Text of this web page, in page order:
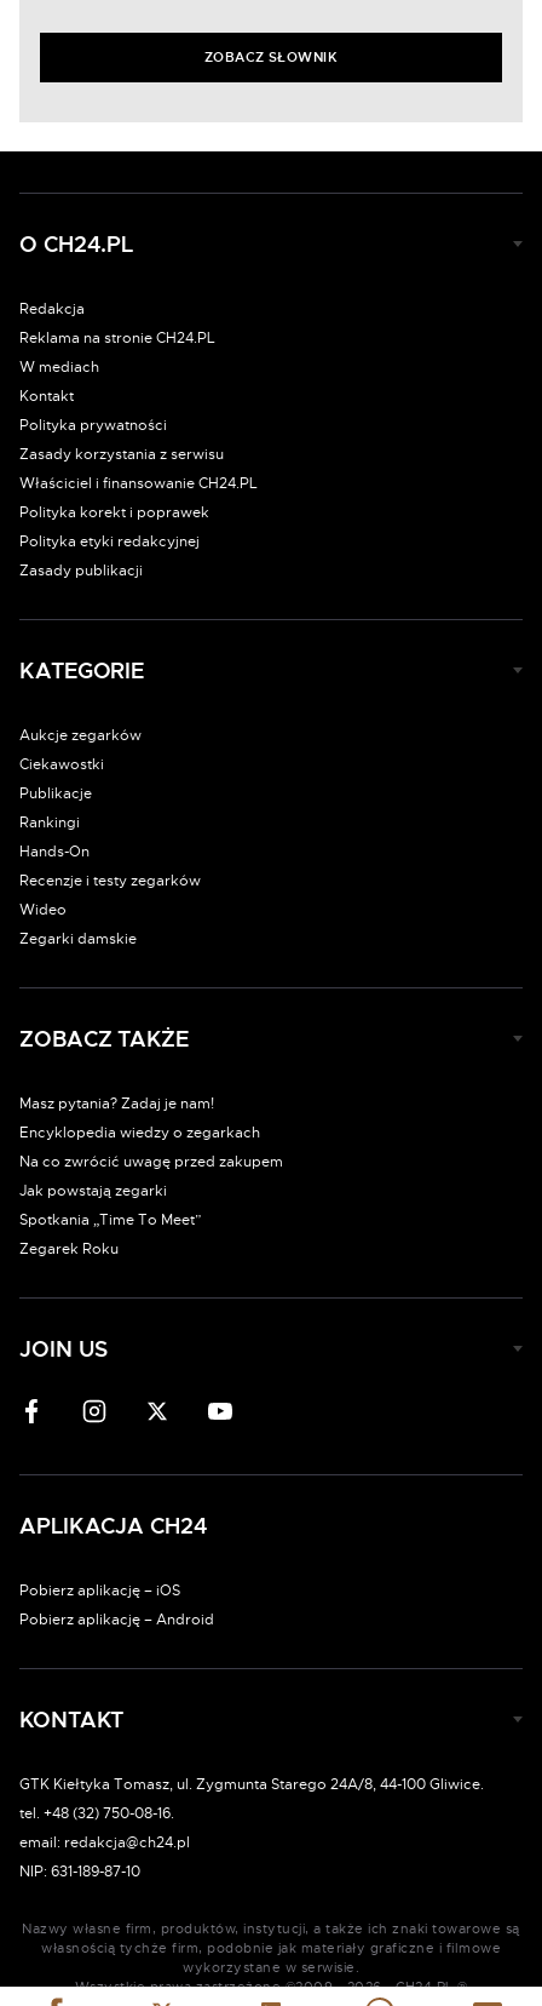
ZOBACZ SŁOWNIK
O CH24.PL
Redakcja
Reklama na stronie CH24.PL
W mediach
Kontakt
Polityka prywatności
Zasady korzystania z serwisu
Właściciel i finansowanie CH24.PL
Polityka korekt i poprawek
Polityka etyki redakcyjnej
Zasady publikacji
KATEGORIE
Aukcje zegarków
Ciekawostki
Publikacje
Rankingi
Hands-On
Recenzje i testy zegarków
Wideo
Zegarki damskie
ZOBACZ TAKŻE
Masz pytania? Zadaj je nam!
Encyklopedia wiedzy o zegarkach
Na co zwrócić uwagę przed zakupem
Jak powstają zegarki
Spotkania „Time To Meet”
Zegarek Roku
JOIN US
APLIKACJA CH24
Pobierz aplikację – iOS
Pobierz aplikację – Android
KONTAKT
GTK Kiełtyka Tomasz, ul. Zygmunta Starego 24A/8, 44-100 Gliwice.
tel. +48 (32) 750-08-16.
email: redakcja@ch24.pl
NIP: 631-189-87-10
Nazwy własne firm, produktów, instytucji, a także ich znaki towarowe są
własnością tychże firm, podobnie jak materiały graficzne i filmowe
wykorzystane w serwisie.
Wszystkie prawa zastrzeżone ©2009 - 2026 - CH24.PL ®